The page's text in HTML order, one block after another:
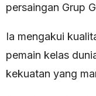
persaingan Grup
Ia mengakui
pemain kelas
kekuatan yang